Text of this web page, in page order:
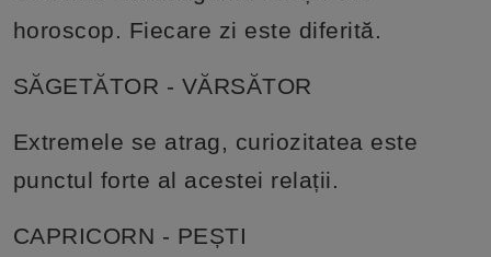
horoscop. Fiecare zi este diferită.
SĂGETĂTOR - VĂRSĂTOR
Extremele se atrag, curiozitatea este
punctul forte al acestei relații.
CAPRICORN - PEȘTI